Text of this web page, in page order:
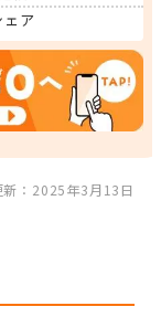
ア
新：2025年3月13日